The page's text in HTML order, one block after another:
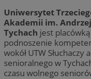
Uniwersytet
Akademii im.
Tychach jest
podnoszenie
wokół UTW
senioralnego w
czasu wolnego